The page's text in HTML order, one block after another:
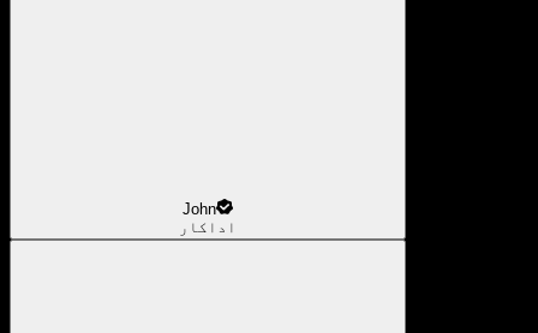
John
اداکار